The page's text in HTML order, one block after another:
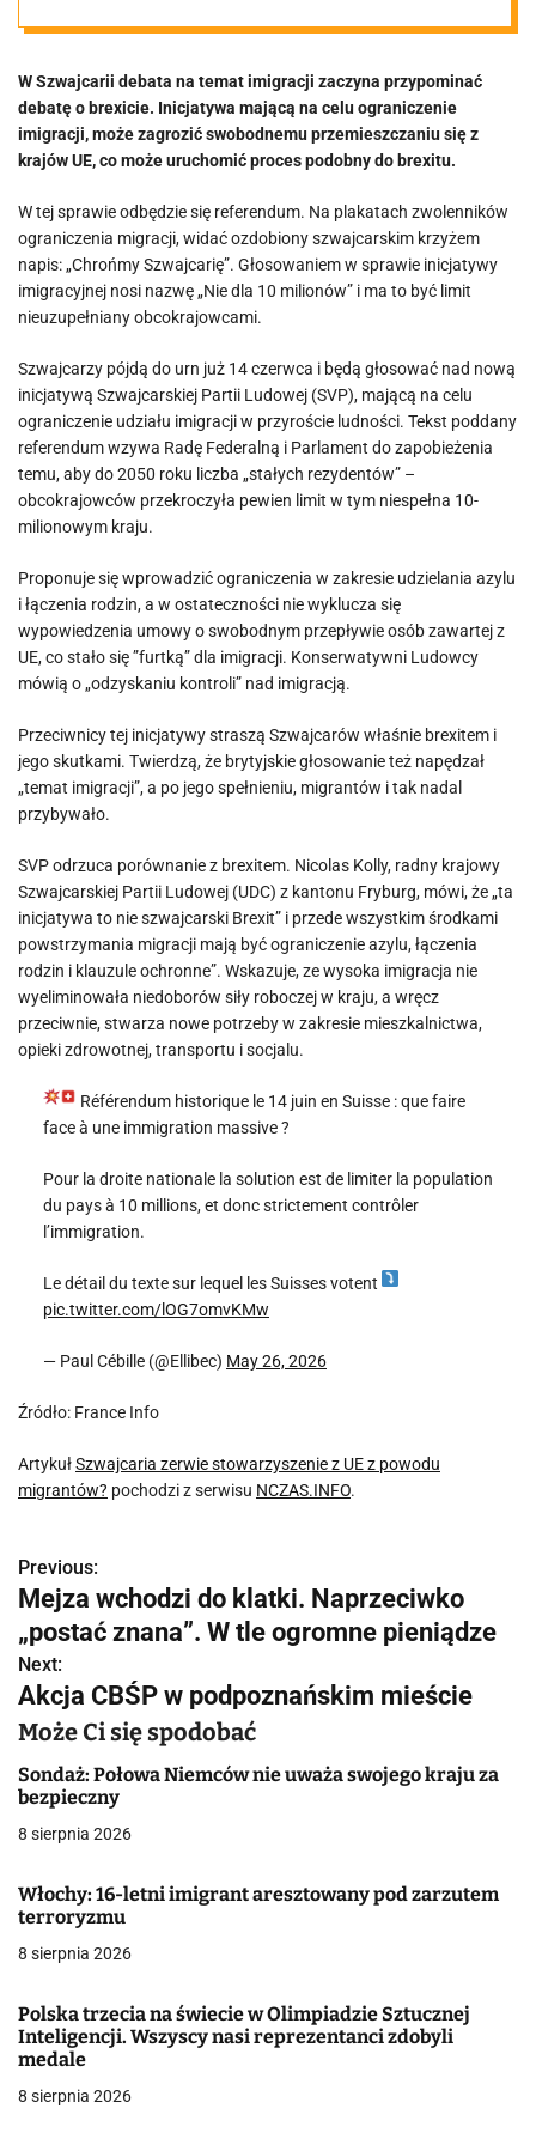
migrantów?
W Szwajcarii debata na temat imigracji zaczyna przypominać
debatę o brexicie. Inicjatywa mającą na celu ograniczenie
imigracji, może zagrozić swobodnemu przemieszczaniu się z
krajów UE, co może uruchomić proces podobny do brexitu.
W tej sprawie odbędzie się referendum. Na plakatach zwolenników
ograniczenia migracji, widać ozdobiony szwajcarskim krzyżem
napis: „Chrońmy Szwajcarię”. Głosowaniem w sprawie inicjatywy
imigracyjnej nosi nazwę „Nie dla 10 milionów” i ma to być limit
nieuzupełniany obcokrajowcami.
Szwajcarzy pójdą do urn już 14 czerwca i będą głosować nad nową
inicjatywą Szwajcarskiej Partii Ludowej (SVP), mającą na celu
ograniczenie udziału imigracji w przyroście ludności. Tekst poddany
referendum wzywa Radę Federalną i Parlament do zapobieżenia
temu, aby do 2050 roku liczba „stałych rezydentów” –
obcokrajowców przekroczyła pewien limit w tym niespełna 10-
milionowym kraju.
Proponuje się wprowadzić ograniczenia w zakresie udzielania azylu
i łączenia rodzin, a w ostateczności nie wyklucza się
wypowiedzenia umowy o swobodnym przepływie osób zawartej z
UE, co stało się ”furtką” dla imigracji. Konserwatywni Ludowcy
mówią o „odzyskaniu kontroli” nad imigracją.
Przeciwnicy tej inicjatywy straszą Szwajcarów właśnie brexitem i
jego skutkami. Twierdzą, że brytyjskie głosowanie też napędzał
„temat imigracji”, a po jego spełnieniu, migrantów i tak nadal
przybywało.
SVP odrzuca porównanie z brexitem. Nicolas Kolly, radny krajowy
Szwajcarskiej Partii Ludowej (UDC) z kantonu Fryburg, mówi, że „ta
inicjatywa to nie szwajcarski Brexit” i przede wszystkim środkami
powstrzymania migracji mają być ograniczenie azylu, łączenia
rodzin i klauzule ochronne”. Wskazuje, ze wysoka imigracja nie
wyeliminowała niedoborów siły roboczej w kraju, a wręcz
przeciwnie, stwarza nowe potrzeby w zakresie mieszkalnictwa,
opieki zdrowotnej, transportu i socjalu.
Référendum historique le 14 juin en Suisse : que faire
face à une immigration massive ?
Pour la droite nationale la solution est de limiter la population
du pays à 10 millions, et donc strictement contrôler
l’immigration.
Le détail du texte sur lequel les Suisses votent
pic.twitter.com/lOG7omvKMw
— Paul Cébille (@Ellibec) May 26, 2026
Źródło: France Info
ArtykułSzwajcaria zerwie stowarzyszenie z UE z powodu
migrantów? pochodzi z serwisu NCZAS.INFO.
N
a
w
i
a
c
j
p
i
Previous:
Mejza wchodzi do klatki. Naprzeciwko
„postać znana”. W tle ogromne pieniądze
Next:
Akcja CBŚP w podpoznańskim mieście
Może Ci się spodobać
Sondaż: Połowa Niemców nie uważa swojego kraju za
bezpieczny
8 sierpnia 2026
Włochy: 16-letni imigrant aresztowany pod zarzutem
terroryzmu
8 sierpnia 2026
Polska trzecia na świecie w Olimpiadzie Sztucznej
Inteligencji. Wszyscy nasi reprezentanci zdobyli
medale
8 sierpnia 2026